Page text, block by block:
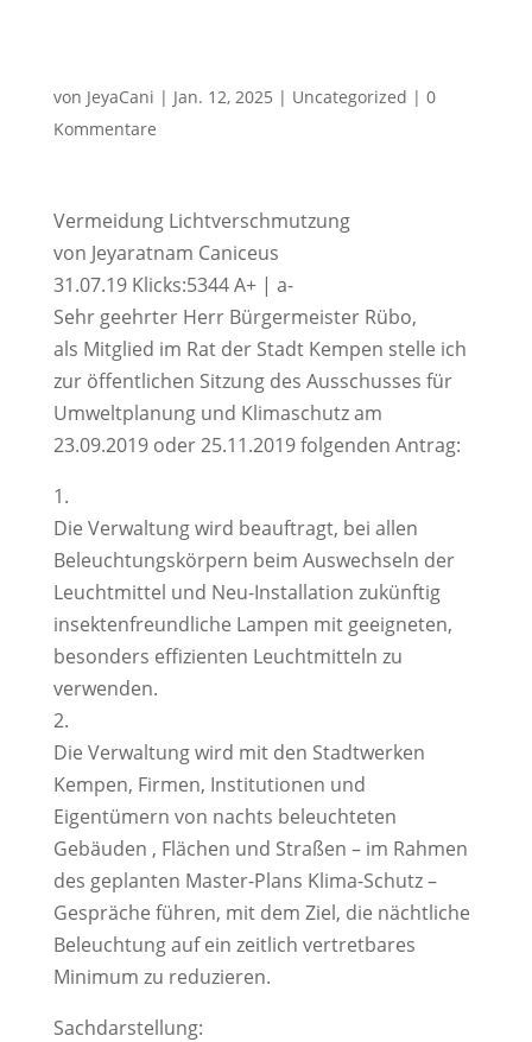
von JeyaCani | Jan. 12, 2025 | Uncategorized | 0
Kommentare
Vermeidung Lichtverschmutzung
von Jeyaratnam Caniceus
31.07.19 Klicks:5344 A+ | a-
Sehr geehrter Herr Bürgermeister Rübo,
als Mitglied im Rat der Stadt Kempen stelle ich
zur öffentlichen Sitzung des Ausschusses für
Umweltplanung und Klimaschutz am
23.09.2019 oder 25.11.2019 folgenden Antrag:
1.
Die Verwaltung wird beauftragt, bei allen
Beleuchtungskörpern beim Auswechseln der
Leuchtmittel und Neu-Installation zukünftig
insektenfreundliche Lampen mit geeigneten,
besonders effizienten Leuchtmitteln zu
verwenden.
2.
Die Verwaltung wird mit den Stadtwerken
Kempen, Firmen, Institutionen und
Eigentümern von nachts beleuchteten
Gebäuden , Flächen und Straßen – im Rahmen
des geplanten Master-Plans Klima-Schutz –
Gespräche führen, mit dem Ziel, die nächtliche
Beleuchtung auf ein zeitlich vertretbares
Minimum zu reduzieren.
Sachdarstellung: